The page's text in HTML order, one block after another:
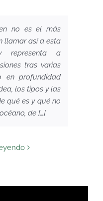
no es el más
llamar así a esta
representa a
tras varias
en profundidad
los tipos y las
qué es y qué no
de […]